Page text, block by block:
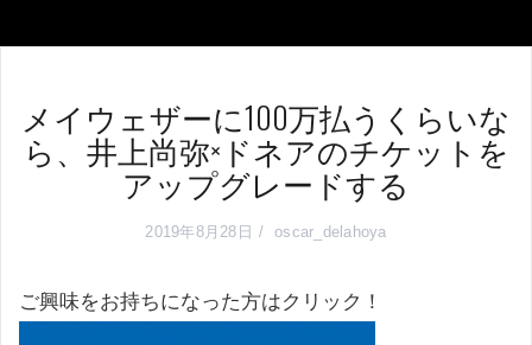
メイウェザーに100万払うくらいな
ら、井上尚弥×ドネアのチケットを
アップグレードする
2019年8月28日 oscar_delahoya
ご興味をお持ちになった方はクリック！